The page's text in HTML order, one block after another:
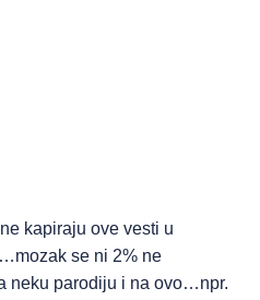
kapiraju ove vesti u
se ni 2% ne
neku parodiju i na ovo…npr.